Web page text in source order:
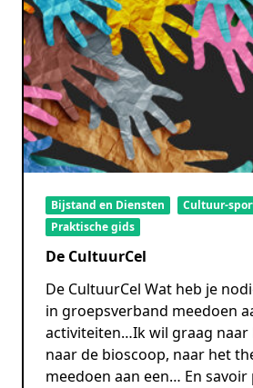
Bijstand en Diensten
Cultuur-
Praktische gids
De CultuurCel
De CultuurCel Wat heb je
in groepsverband meedoen
activiteiten…Ik wil graag naar
naar de bioscoop, naar het
meedoen aan een… En savoir